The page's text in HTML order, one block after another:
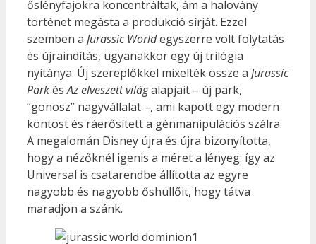
őslényfajokra koncentráltak, ám a halovány
történet megásta a produkció sírját. Ezzel
szemben a Jurassic Worldegyszerre volt folytatás
és újraindítás, ugyanakkor egy új trilógia
nyitánya. Új szereplőkkel mixelték össze a Jurassic
ParkésAz elveszett világalapjait – új park,
“gonosz” nagyvállalat –, ami kapott egy modern
köntöst és ráerősített a génmanipulációs szálra.
A megalomán Disney újra és újra bizonyította,
hogy a nézőknél igenis a méret a lényeg: így az
Universal is csatarendbe állította az egyre
nagyobb és nagyobb őshüllőit, hogy tátva
maradjon a szánk.